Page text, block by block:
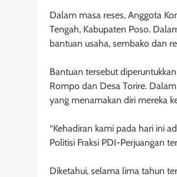
Dalam masa reses, Anggota
Tengah, Kabupaten Poso.
bantuan usaha, sembako dan
Bantuan tersebut
Rompo dan Desa Torire.
yang menamakan diri mereka
“Kehadiran kami pada hari ini
Politisi Fraksi PDI-Perjuangan
Diketahui, selama lima tahun